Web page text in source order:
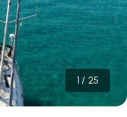
1 / 25